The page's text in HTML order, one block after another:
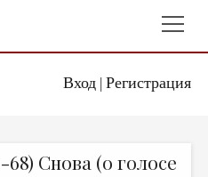
Вход| Регистрация
Снова (о голосе